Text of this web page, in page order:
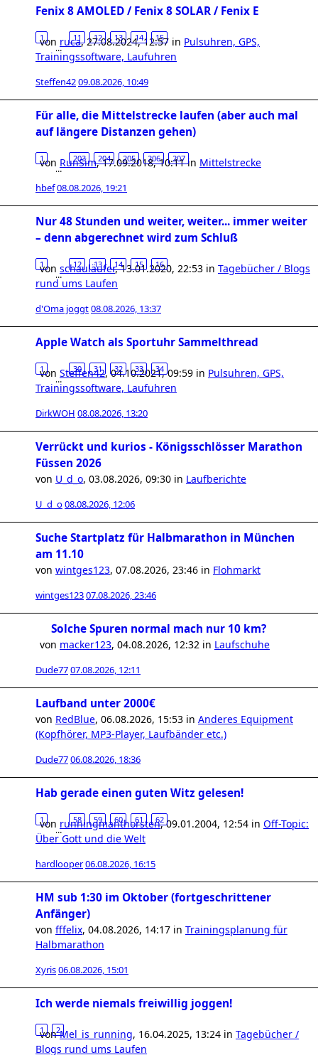
Fenix 8 AMOLED / Fenix 8 SOLAR / Fenix E
1
…
11 12 13 14 15
von ruca,27.08.2024, 12:57 in Pulsuhren, GPS,
Trainingssoftware, Laufuhren
Steffen4209.08.2026, 10:49
Für alle, die Mittelstrecke laufen (aber auch mal
auf längere Distanzen gehen)
1
…
203 204 205 206 207
von RunSim,17.09.2018, 10:11in Mittelstrecke
hbef08.08.2026, 19:21
Nur 48 Stunden und weiter, weiter... immer weiter
– denn abgerechnet wird zum Schluß
1
…
12 13 14 15 16
von schauläufer,13.01.2020, 22:53 in Tagebücher / Blogs
rund ums Laufen
d'Oma joggt08.08.2026, 13:37
Apple Watch als Sportuhr Sammelthread
1
…
30 31 32 33 34
von Steffen42,04.10.2021, 09:59 in Pulsuhren, GPS,
Trainingssoftware, Laufuhren
DirkWOH 08.08.2026, 13:20
Verrückt und kurios - Königsschlösser Marathon
Füssen 2026
von U_d_o, 03.08.2026, 09:30 in Laufberichte
U_d_o08.08.2026, 12:06
Suche Startplatz für Halbmarathon in München
am 11.10
von wintges123, 07.08.2026, 23:46 in Flohmarkt
wintges12307.08.2026, 23:46
Solche Spuren normal mach nur 10 km?
von macker123, 04.08.2026, 12:32 in Laufschuhe
Dude7707.08.2026, 12:11
Laufband unter 2000€
von RedBlue, 06.08.2026, 15:53 in Anderes Equipment
(Kopfhörer, MP3-Player, Laufbänder etc.)
Dude7706.08.2026, 18:36
Hab gerade einen guten Witz gelesen!
1
…
58 59 60 61 62
von runningmanthorsten,09.01.2004, 12:54 in Off-Topic:
Über Gott und die Welt
hardlooper06.08.2026, 16:15
HM sub 1:30 im Oktober (fortgeschrittener
Anfänger)
von fffelix, 04.08.2026, 14:17 in Trainingsplanung für
Halbmarathon
Xyris06.08.2026, 15:01
Ich werde niemals freiwillig joggen!
1 2
vonMel_is_running, 16.04.2025, 13:24 in Tagebücher /
Blogs rund ums Laufen